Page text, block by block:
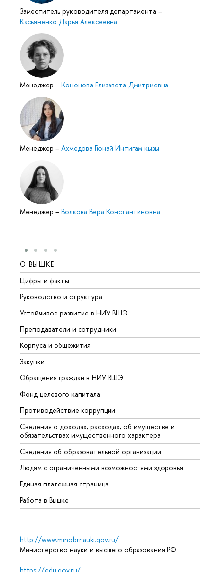
Заместитель руководителя департамента –
Касьяненко Дарья Алексеевна
Менеджер – Кононова Елизавета Дмитриевна
Менеджер – Ахмедова Гюнай Интигам кызы
Менеджер – Волкова Вера Константиновна
О ВЫШКЕ
Цифры и факты
Руководство и структура
Устойчивое развитие в НИУ ВШЭ
Преподаватели и сотрудники
Корпуса и общежития
Закупки
Обращения граждан в НИУ ВШЭ
Фонд целевого капитала
Противодействие коррупции
Сведения о доходах, расходах, об имуществе и
обязательствах имущественного характера
Сведения об образовательной организации
Людям с ограниченными возможностями здоровья
Единая платежная страница
Работа в Вышке
http://www.minobrnauki.gov.ru/
Министерство науки и высшего образования РФ
https://edu.gov.ru/